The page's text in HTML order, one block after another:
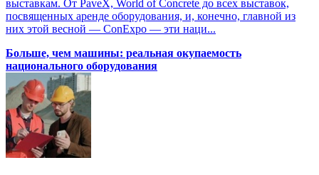
выставкам. От PaveX, World of Concrete до всех выставок,
посвященных аренде оборудования, и, конечно, главной из
них этой весной — ConExpo — эти наци...
Больше, чем машины: реальная окупаемость
национального оборудования